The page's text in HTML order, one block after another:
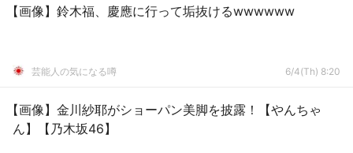
【画像】鈴木福、慶應に行って垢抜けるwwwwww
芸能人の気になる噂 6/4(Th) 8:20
【画像】金川紗耶がショーパン美脚を披露！【やんちゃ
ん】【乃木坂46】